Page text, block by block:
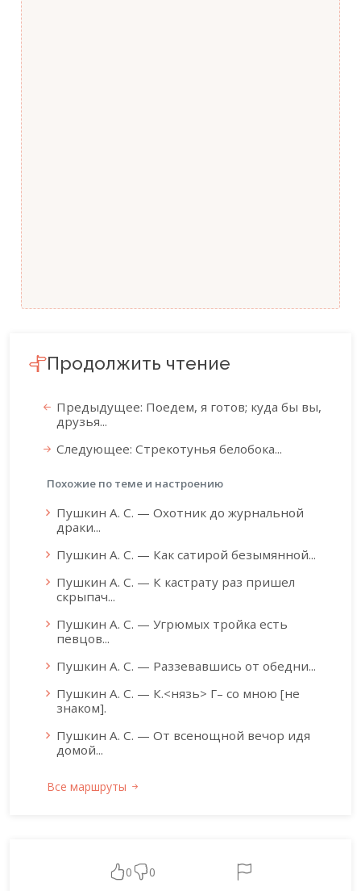
Продолжить чтение
Предыдущее: Поедем, я готов; куда бы вы,
друзья...
Следующее: Стрекотунья белобока...
Похожие по теме и настроению
Пушкин А. С. — Охотник до журнальной
драки...
Пушкин А. С. — Как сатирой безымянной...
Пушкин А. С. — К кастрату раз пришел
скрыпач...
Пушкин А. С. — Угрюмых тройка есть
певцов...
Пушкин А. С. — Раззевавшись от обедни...
Пушкин А. С. — К.<нязь> Г– со мною [не
знаком].
Пушкин А. С. — От всенощной вечор идя
домой...
Все маршруты
0 0